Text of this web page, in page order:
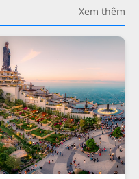
Xem thêm